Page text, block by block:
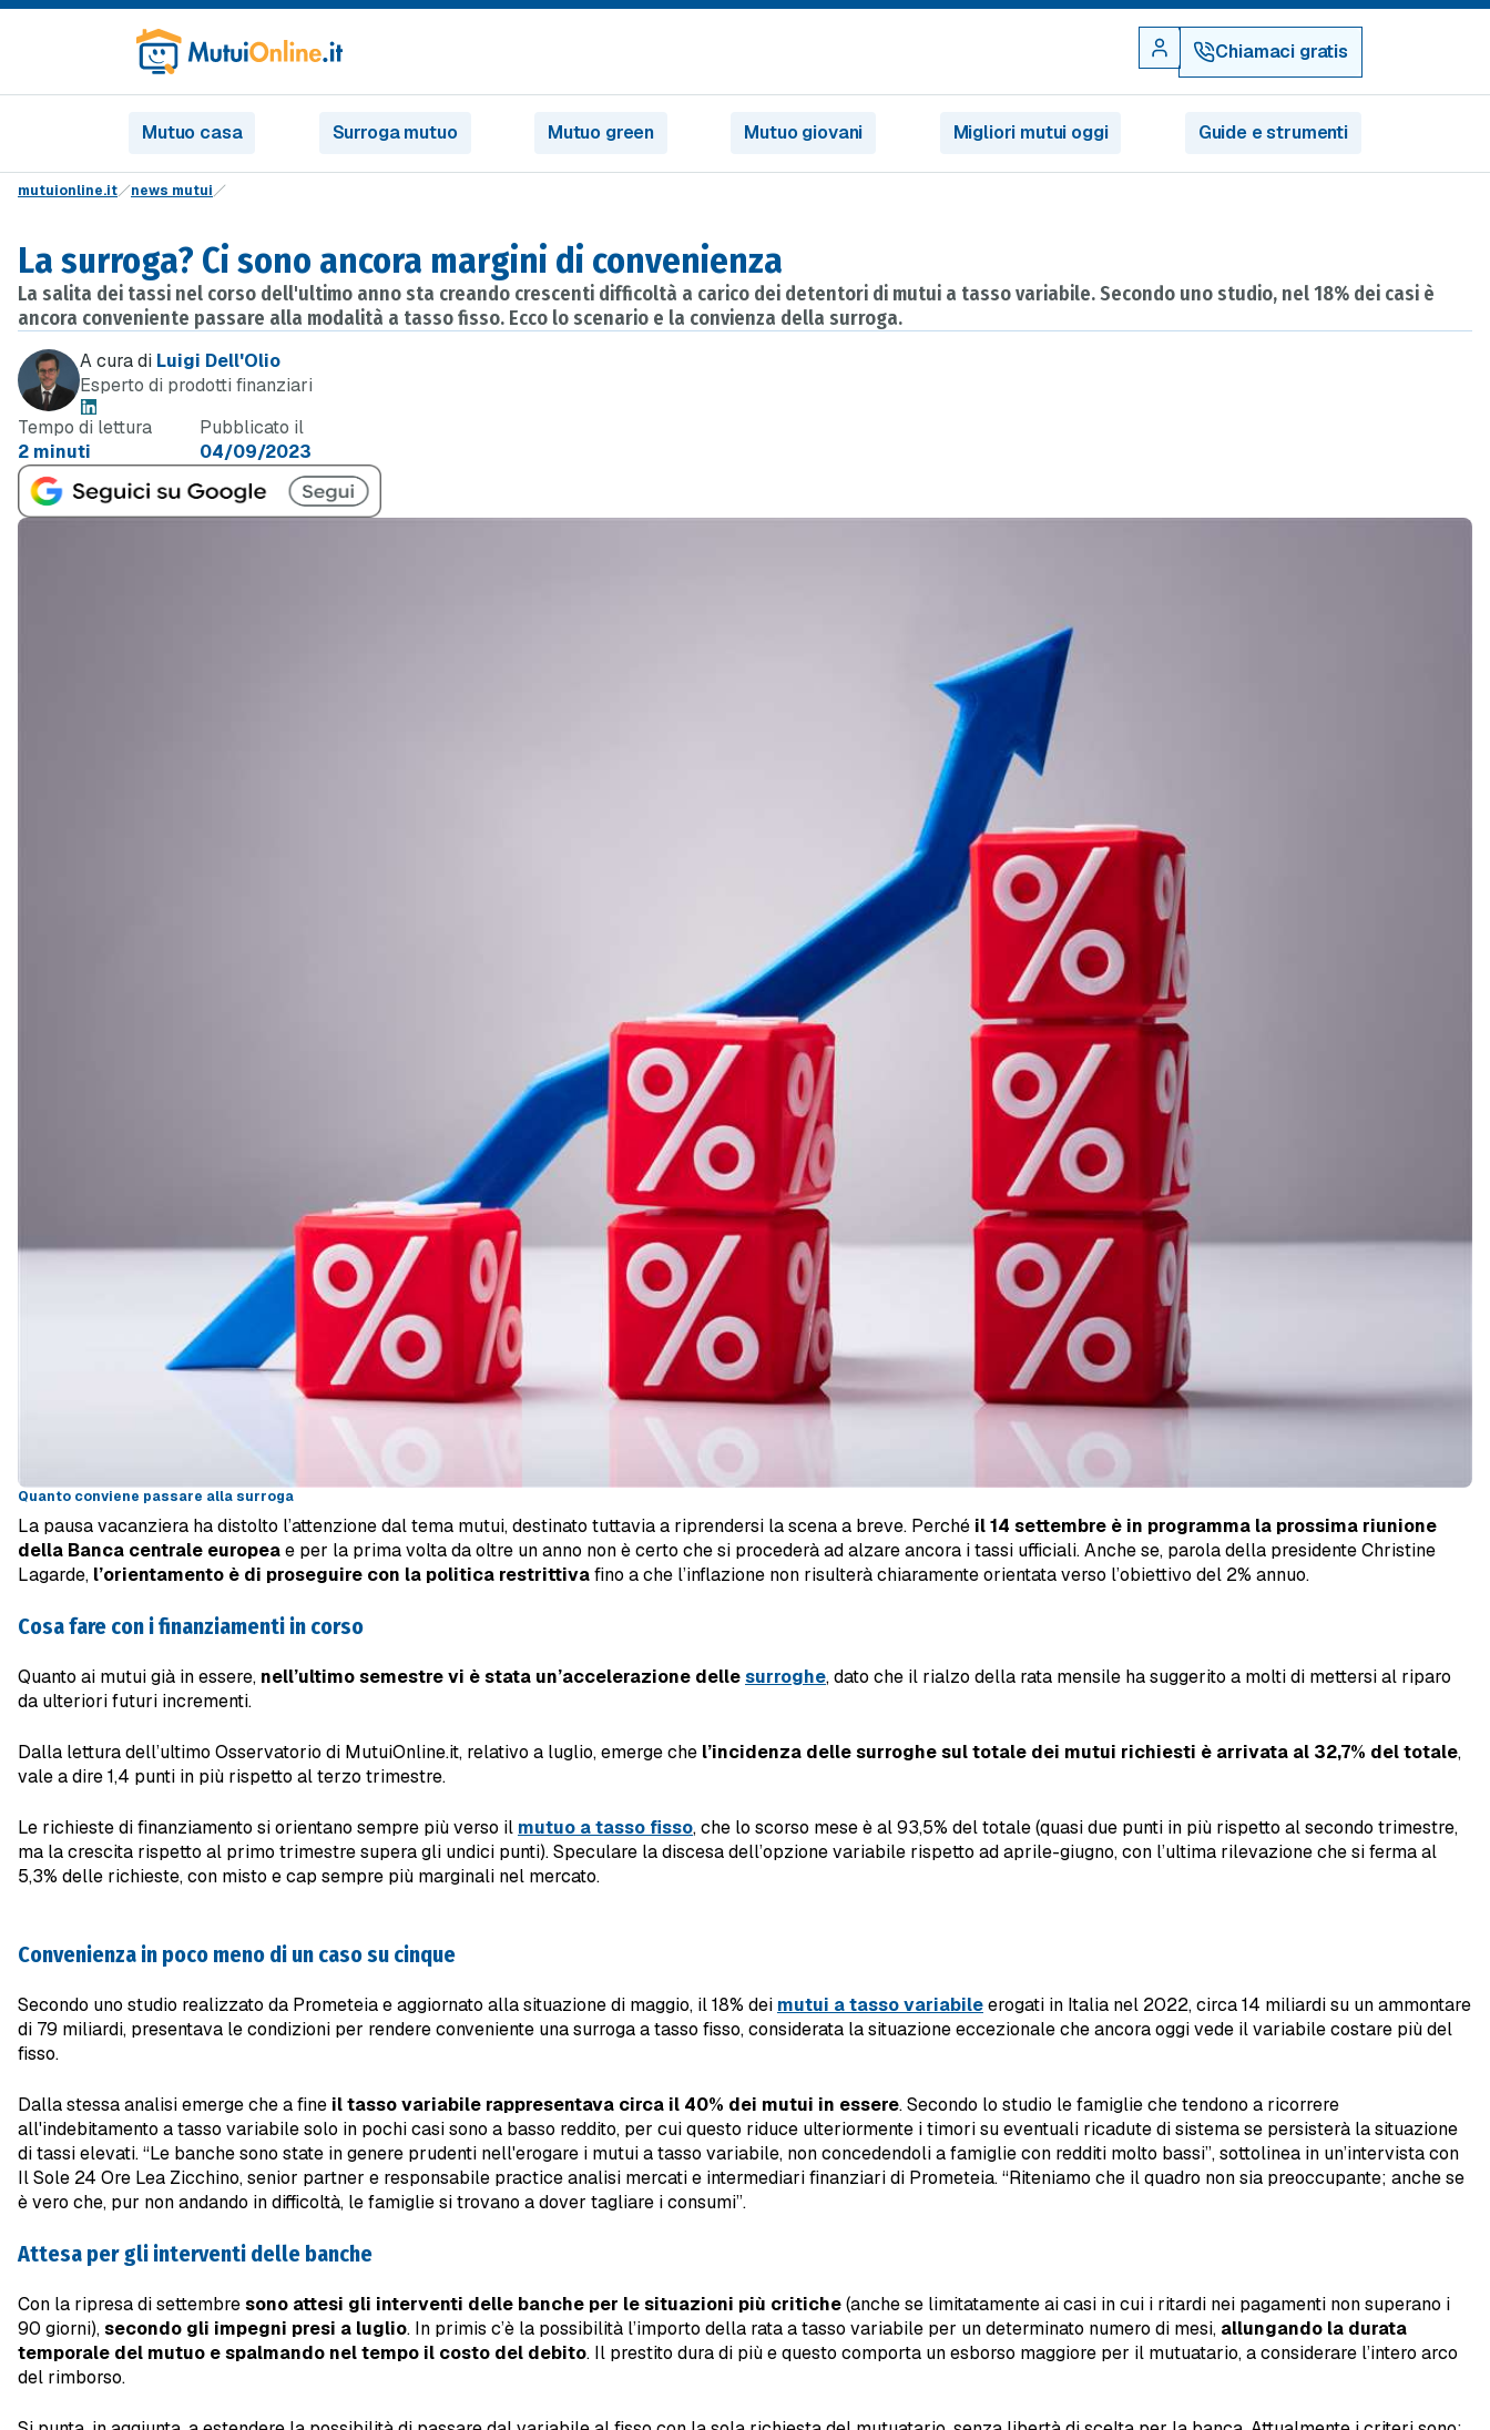
Chiamaci gratis
Mutuo casa Surroga mutuo Mutuo green Mutuo giovani Migliori mutui oggi Guide e strumenti
mutuionline.it news mutui
La surroga? Ci sono ancora margini di convenienza
La salita dei tassi nel corso dell'ultimo anno sta creando crescenti difficoltà a carico dei detentori di mutui a tasso variabile. Secondo uno studio, nel 18% dei casi è
ancora conveniente passare alla modalità a tasso fisso. Ecco lo scenario e la convienza della surroga.
A cura di Luigi Dell'Olio
Esperto di prodotti finanziari
Tempo di lettura
2 minuti
Pubblicato il
04/09/2023
Quanto conviene passare alla surroga
La pausa vacanziera ha distolto l’attenzione dal tema mutui, destinato tuttavia a riprendersi la scena a breve. Perché il 14 settembre è in programma la prossima riunione
della Banca centrale europeae per la prima volta da oltre un anno non è certo che si procederà ad alzare ancora i tassi ufficiali. Anche se, parola della presidente Christine
Lagarde, l’orientamento è di proseguire con la politica restrittivafino a che l’inflazione non risulterà chiaramente orientata verso l’obiettivo del 2% annuo.
Cosa fare con i finanziamenti in corso
Quanto ai mutui già in essere, nell’ultimo semestre vi è stata un’accelerazione dellesurroghe, dato che il rialzo della rata mensile ha suggerito a molti di mettersi al riparo
da ulteriori futuri incrementi.
Dalla lettura dell’ultimo Osservatorio di MutuiOnline.it, relativo a luglio, emerge che l’incidenza delle surroghe sul totale dei mutui richiesti è arrivata al 32,7% del totale,
vale a dire 1,4 punti in più rispetto al terzo trimestre.
Le richieste di finanziamento si orientano sempre più verso il mutuo a tasso fisso, che lo scorso mese è al 93,5% del totale (quasi due punti in più rispetto al secondo trimestre,
ma la crescita rispetto al primo trimestre supera gli undici punti). Speculare la discesa dell’opzione variabile rispetto ad aprile-giugno, con l’ultima rilevazione che si ferma al
5,3% delle richieste, con misto e cap sempre più marginali nel mercato.
Convenienza in poco meno di un caso su cinque
Secondo uno studio realizzato da Prometeia e aggiornato alla situazione di maggio, il 18% dei mutui a tasso variabileerogati in Italia nel 2022, circa 14 miliardi su un ammontare
di 79 miliardi, presentava le condizioni per rendere conveniente una surroga a tasso fisso, considerata la situazione eccezionale che ancora oggi vede il variabile costare più del
fisso.
Dalla stessa analisi emerge che a fine il tasso variabile rappresentava circa il 40% dei mutui in essere. Secondo lo studio le famiglie che tendono a ricorrere
all'indebitamento a tasso variabile solo in pochi casi sono a basso reddito, per cui questo riduce ulteriormente i timori su eventuali ricadute di sistema se persisterà la situazione
di tassi elevati. “Le banche sono state in genere prudenti nell'erogare i mutui a tasso variabile, non concedendoli a famiglie con redditi molto bassi”, sottolinea in un’intervista con
Il Sole 24 Ore Lea Zicchino, senior partner e responsabile practice analisi mercati e intermediari finanziari di Prometeia. “Riteniamo che il quadro non sia preoccupante; anche se
è vero che, pur non andando in difficoltà, le famiglie si trovano a dover tagliare i consumi”.
Attesa per gli interventi delle banche
Con la ripresa di settembresono attesi gli interventi delle banche per le situazioni più critiche(anche se limitatamente ai casi in cui i ritardi nei pagamenti non superano i
90 giorni),secondo gli impegni presi a luglio. In primis c’è la possibilità l’importo della rata a tasso variabile per un determinato numero di mesi, allungando la durata
temporale del mutuo e spalmando nel tempo il costo del debito. Il prestito dura di più e questo comporta un esborso maggiore per il mutuatario, a considerare l’intero arco
del rimborso.